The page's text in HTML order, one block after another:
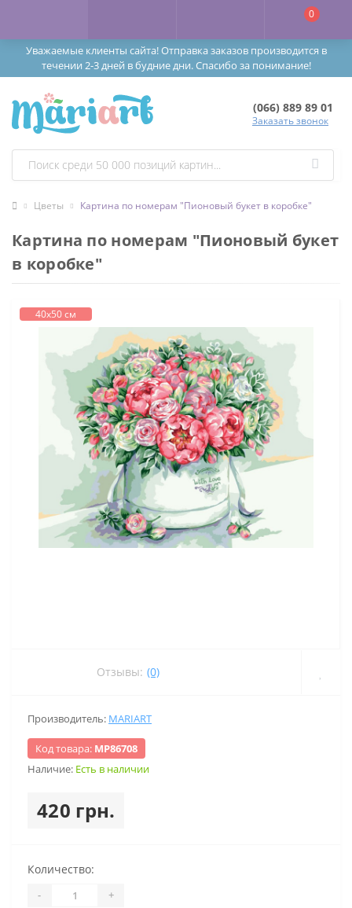
Уважаемые клиенты сайта! Отправка заказов производится в
течении 2-3 дней в будние дни. Спасибо за понимание!
0
(066) 889 89 01
Заказать звонок
Цветы Картина по номерам "Пионовый букет в коробке"
Картина по номерам "Пионовый букет
в коробке"
40х50 см
Отзывы: (0)
Производитель: MARIART
Код товара: МР86708
Наличие: Есть в наличии
420 грн.
Количество:
- +